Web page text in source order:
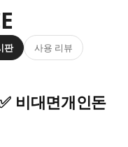
판 사용 리뷰
비대면개인돈